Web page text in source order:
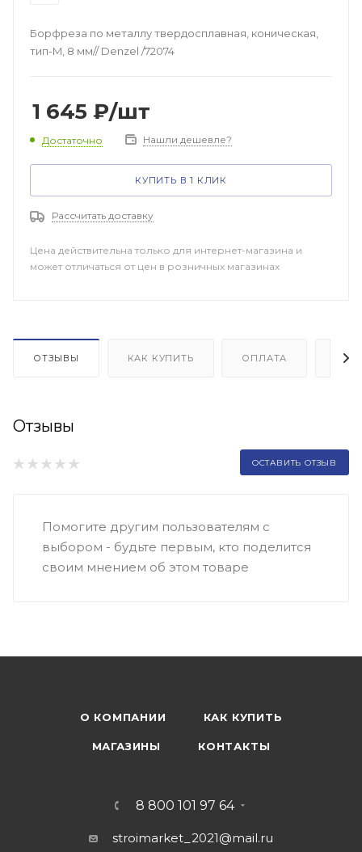
Борфреза по металлу твердосплавная, коническая,
тип-M, 8 мм// Denzel /72074
1 645 ₽/шт
Достаточно Нашли дешевле?
КУПИТЬ В 1 КЛИК
Рассчитать доставку
Цена действительна только для интернет-магазина и
может отличаться от цен в розничных магазинах
ОТЗЫВЫ КАК КУПИТЬ ОПЛАТА
Отзывы
ОСТАВИТЬ ОТЗЫВ
Помогите другим пользователям с
выбором - будьте первым, кто поделится
своим мнением об этом товаре
О КОМПАНИИ КАК КУПИТЬ
МАГАЗИНЫ КОНТАКТЫ
8 800 101 97 64
stroimarket_2021@mail.ru